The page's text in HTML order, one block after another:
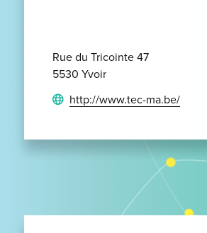
Rue du Tricointe 47
5530 Yvoir
http://www.tec-ma.be/